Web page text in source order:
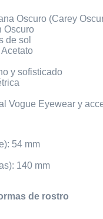
Oscuro (Carey
Oscuro
de sol
y sofisticado
Vogue Eyewear y
54 mm
140 mm
de rostro